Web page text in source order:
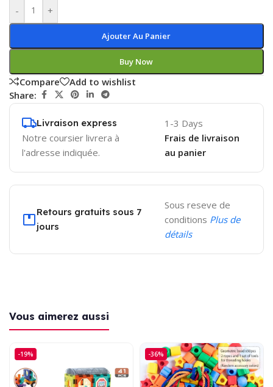
- +
Ajouter Au Panier
Buy Now
Compare
Add to wishlist
Share:
Livraison express
Notre coursier livrera à
l'adresse indiquée.
1-3 Days
Frais de livraison
au panier
Retours gratuits sous 7
jours
Sous reseve de
conditions Plus de
détails
Vous aimerez aussi
-19% -36%